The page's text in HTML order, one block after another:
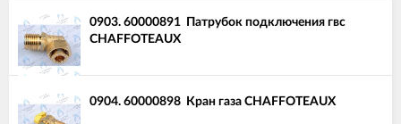
0903. 60000891 Патрубок подключения гвс
CHAFFOTEAUX
0904. 60000898 Кран газа CHAFFOTEAUX